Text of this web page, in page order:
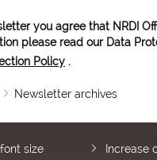
you agree that NRDI
please read our Data
Policy .
Newsletter archives
size Increase